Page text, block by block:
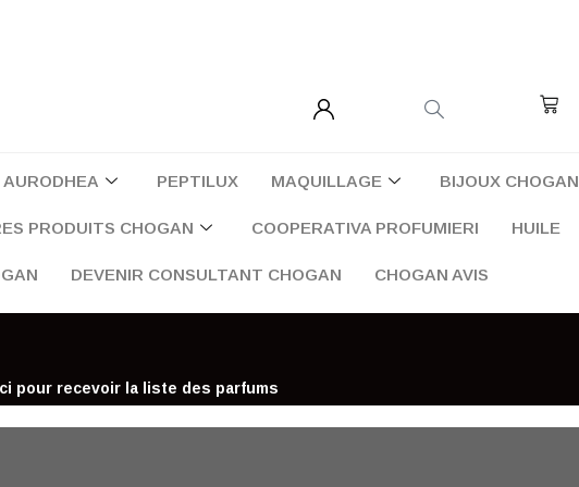
Cart
AURODHEA PEPTILUX MAQUILLAGE BIJOUX CHOGAN
PRODUITS CHOGAN COOPERATIVA PROFUMIERI HUILE
DEVENIR CONSULTANT CHOGAN CHOGAN AVIS
pour recevoir la liste des parfums